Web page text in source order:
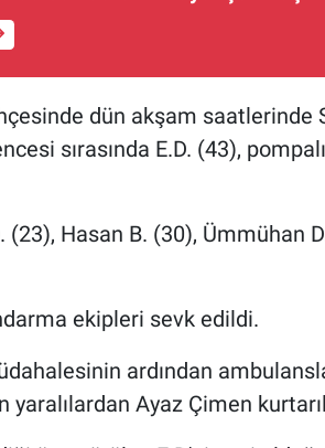
dün akşam saatlerinde
sırasında E.D. (43),
(23), Hasan B. (30), Ümmühan
ekipleri sevk edildi.
ardından
Ayaz Çimen